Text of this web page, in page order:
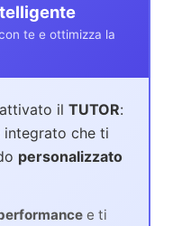
te e ottimizza la
il TUTOR:
integrato che ti
personalizzato
e ti